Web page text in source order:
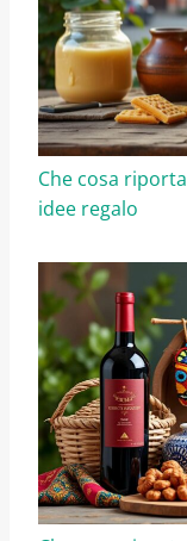
Che cosa
idee regalo